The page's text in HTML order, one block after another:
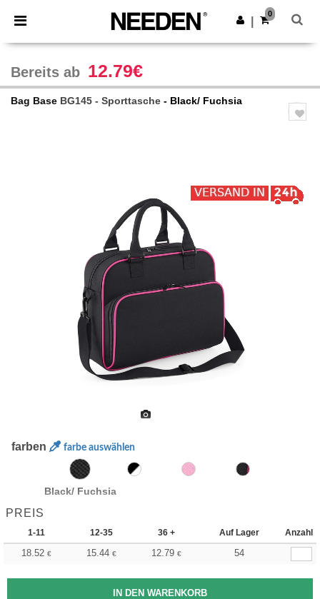
× Needen App
Bessere Preise in der App!
App holen
0
Bereits ab 12.79€
Bag Base BG145 - Sporttasche - Black/ Fuchsia
farben farbe auswählen
Black/ Fuchsia
PREIS
1-11 12-35 36 + Auf Lager Anzahl
18.52 € 15.44 € 12.79 € 54